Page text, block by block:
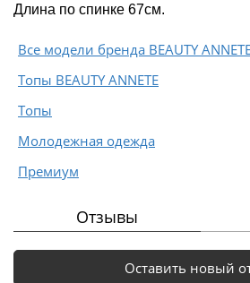
Длина по спинке 67см.
Все модели бренда BEAUTY
Топы BEAUTY ANNETE
Топы
Молодежная одежда
Премиум
Отзывы
Оставить новый